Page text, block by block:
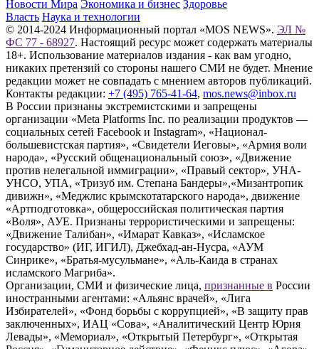
Новости Мира Экономика и бизнес Здоровье
Власть Наука и технологии
© 2014-2024 Информационный портал «MOS NEWS». ЭЛ №
ФС 77 - 68927. Настоящий ресурс может содержать материалы
18+. Использование материалов издания - как вам угодно,
никаких претензий со стороны нашего СМИ не будет. Мнение
редакции может не совпадать с мнением авторов публикаций.
Контакты редакции: +7 (495) 765-41-64, mos.news@inbox.ru
В России признаны экстремистскими и запрещены
организации «Meta Platforms Inc. по реализации продуктов —
социальных сетей Facebook и Instagram», «Национал-
большевистская партия», «Свидетели Иеговы», «Армия воли
народа», «Русский общенациональный союз», «Движение
против нелегальной иммиграции», «Правый сектор», УНА-
УНСО, УПА, «Тризуб им. Степана Бандеры»,«Мизантропик
дивижн», «Меджлис крымскотатарского народа», движение
«Артподготовка», общероссийская политическая партия
«Воля», АУЕ. Признаны террористическими и запрещены:
«Движение Талибан», «Имарат Кавказ», «Исламское
государство» (ИГ, ИГИЛ), Джебхад-ан-Нусра, «АУМ
Синрике», «Братья-мусульмане», «Аль-Каида в странах
исламского Магриба».
Организации, СМИ и физические лица, признанные в России
иностранными агентами: «Альянс врачей», «Лига
Избирателей», «Фонд борьбы с коррупцией», «В защиту прав
заключенных», ИАЦ «Сова», «Аналитический Центр Юрия
Левады», «Мемориал», «Открытый Петербург», «Открытая